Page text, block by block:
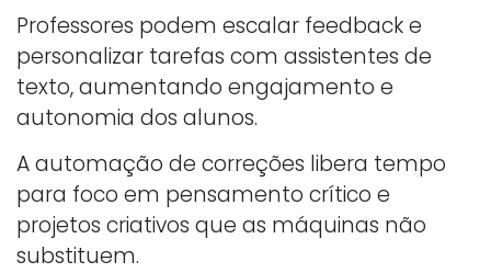
Professores podem escalar feedback e
personalizar tarefas com assistentes de
texto, aumentando engajamento e
autonomia dos alunos.
A automação de correções libera tempo
para foco em pensamento crítico e
projetos criativos que as máquinas não
substituem.